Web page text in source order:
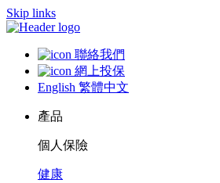
Skip links
聯絡我們
網上投保
English 繁體中文
產品
個人保險
健康